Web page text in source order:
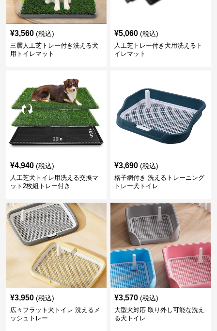
¥3,560 (税込)
三層人工芝トレー付き洗える犬
用トイレマット
¥5,060 (税込)
人工芝トレー付き犬用洗えるト
イレマット
¥4,940 (税込)
人工芝犬トイレ用洗える交換マ
ット2枚組トレー付き
¥3,690 (税込)
格子網付き 洗えるトレーニング
トレー犬トイレ
¥3,950 (税込)
広々フラット犬トイレ 洗えるメ
ッシュトレー
¥3,570 (税込)
大型犬対応 取り外し可能な洗え
る犬トイレ